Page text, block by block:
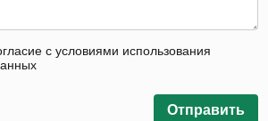
с условиями использования
Отправить